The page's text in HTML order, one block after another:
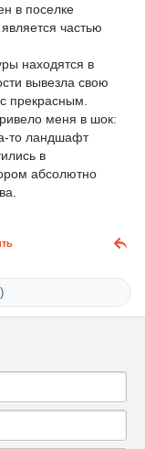
в поселке
частью
находятся в
вывезла свою
прекрасным.
меня в шок:
то ландшафт
в
абсолютно